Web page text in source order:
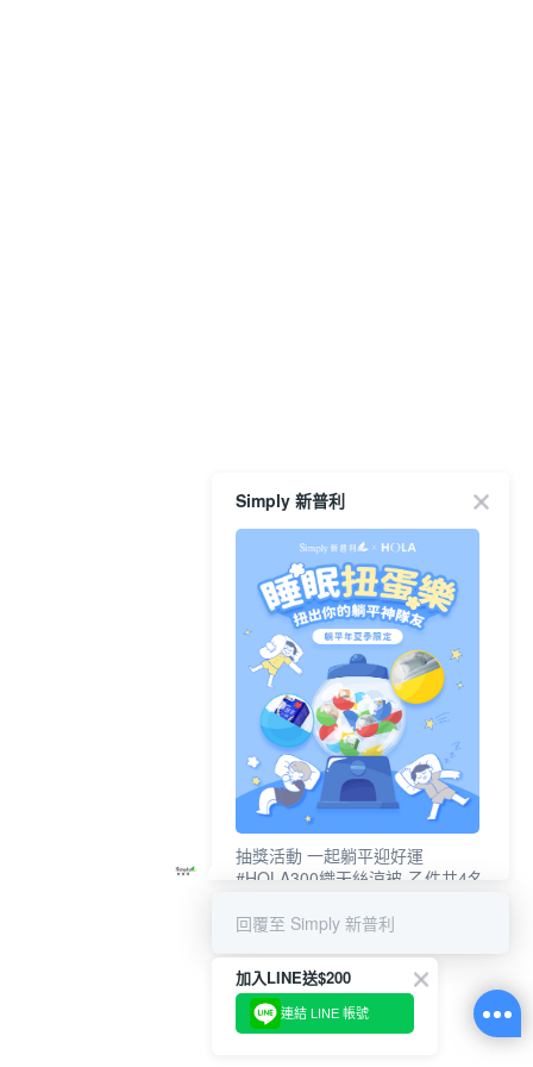
Simply 新普利
抽獎活動 一起躺平迎好運
#HOLA300織天絲涼被-乙件共4名
回覆至 Simply 新普利
加入LINE送$200
連結 LINE 帳號